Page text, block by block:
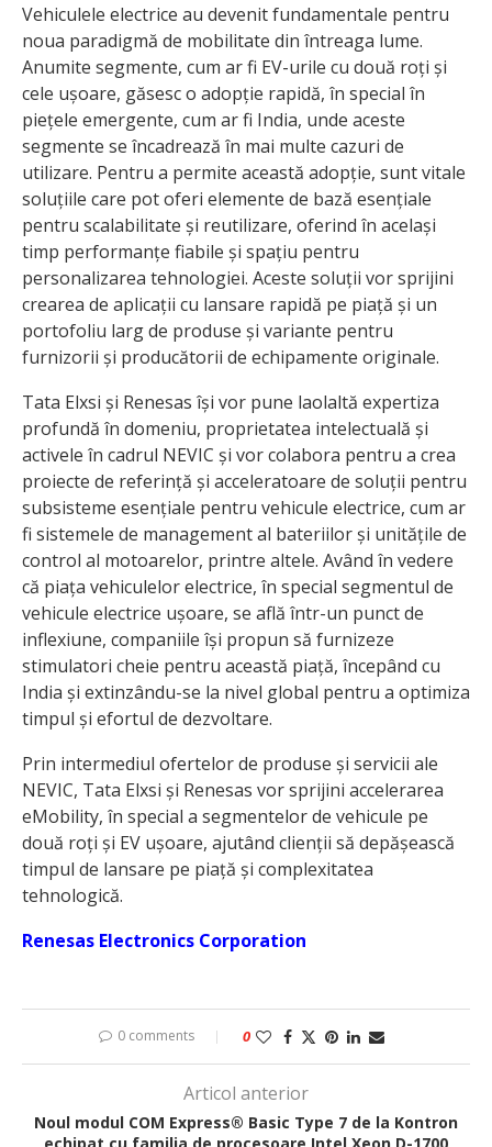
Vehiculele electrice au devenit fundamentale pentru
noua paradigmă de mobilitate din întreaga lume.
Anumite segmente, cum ar fi EV-urile cu două roți și
cele ușoare, găsesc o adopție rapidă, în special în
piețele emergente, cum ar fi India, unde aceste
segmente se încadrează în mai multe cazuri de
utilizare. Pentru a permite această adopție, sunt vitale
soluțiile care pot oferi elemente de bază esențiale
pentru scalabilitate și reutilizare, oferind în același
timp performanțe fiabile și spațiu pentru
personalizarea tehnologiei. Aceste soluții vor sprijini
crearea de aplicații cu lansare rapidă pe piață și un
portofoliu larg de produse și variante pentru
furnizorii și producătorii de echipamente originale.
Tata Elxsi și Renesas își vor pune laolaltă expertiza
profundă în domeniu, proprietatea intelectuală și
activele în cadrul NEVIC și vor colabora pentru a crea
proiecte de referință și acceleratoare de soluții pentru
subsisteme esențiale pentru vehicule electrice, cum ar
fi sistemele de management al bateriilor și unitățile de
control al motoarelor, printre altele. Având în vedere
că piața vehiculelor electrice, în special segmentul de
vehicule electrice ușoare, se află într-un punct de
inflexiune, companiile își propun să furnizeze
stimulatori cheie pentru această piață, începând cu
India și extinzându-se la nivel global pentru a optimiza
timpul și efortul de dezvoltare.
Prin intermediul ofertelor de produse și servicii ale
NEVIC, Tata Elxsi și Renesas vor sprijini accelerarea
eMobility, în special a segmentelor de vehicule pe
două roți și EV ușoare, ajutând clienții să depășească
timpul de lansare pe piață și complexitatea
tehnologică.
Renesas Electronics Corporation
0 comments 0
Articol anterior
Noul modul COM Express® Basic Type 7 de la Kontron